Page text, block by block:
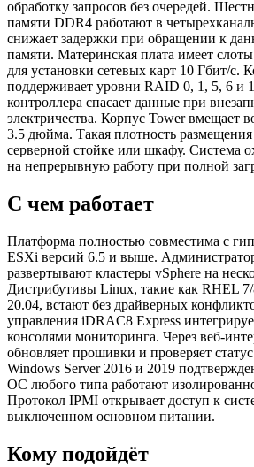
обработку запросов без очередей.
памяти DDR4 работают в
снижает задержки при обращении к
памяти. Материнская плата имеет
для установки сетевых карт 10 Гбит/с.
поддерживает уровни RAID 0, 1, 5, 6 и
контроллера спасает данные при
электричества. Корпус Tower вмещает
3.5 дюйма. Такая плотность
серверной стойке или шкафу. Система
на непрерывную работу при полной
С чем работает
Платформа полностью совместима с
ESXi версий 6.5 и выше.
развертывают кластеры vSphere на
Дистрибутивы Linux, такие как RHEL
20.04, встают без драйверных
управления iDRAC8 Express
консолями мониторинга. Через веб-
обновляет прошивки и проверяет
Windows Server 2016 и 2019
ОС любого типа работают
Протокол IPMI открывает доступ к
выключенном основном питании.
Кому подойдёт